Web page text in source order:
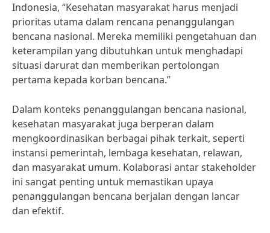
Indonesia, “Kesehatan masyarakat harus menjadi
prioritas utama dalam rencana penanggulangan
bencana nasional. Mereka memiliki pengetahuan dan
keterampilan yang dibutuhkan untuk menghadapi
situasi darurat dan memberikan pertolongan
pertama kepada korban bencana.”
Dalam konteks penanggulangan bencana nasional,
kesehatan masyarakat juga berperan dalam
mengkoordinasikan berbagai pihak terkait, seperti
instansi pemerintah, lembaga kesehatan, relawan,
dan masyarakat umum. Kolaborasi antar stakeholder
ini sangat penting untuk memastikan upaya
penanggulangan bencana berjalan dengan lancar
dan efektif.